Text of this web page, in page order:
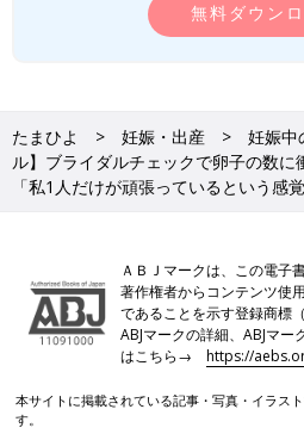
無料ダウン
たまひよ 妊娠・出産 妊娠中
ル】ブライダルチェックで卵子の数に
「私1人だけが頑張っているという感
ＡＢＪマークは、この電子
著作権者からコンテンツ使
であることを示す登録商標
ABJマークの詳細、ABJマ
はこちら→https://
本サイトに掲載されている記事・写真・イラス
す。